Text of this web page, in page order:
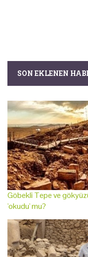
SON EKLENEN
Göbekli Tepe ve
'okudu' mu?